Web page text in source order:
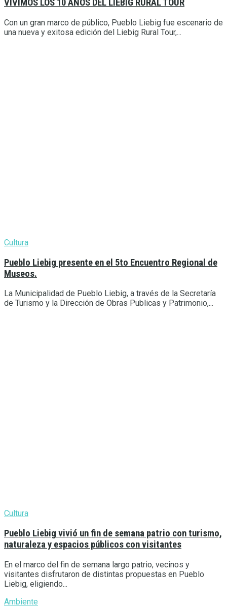
VIVIMOS LOS 10 AÑOS DEL LIEBIG RURAL TOUR
Con un gran marco de público, Pueblo Liebig fue escenario de
una nueva y exitosa edición del Liebig Rural Tour,...
Cultura
Pueblo Liebig presente en el 5to Encuentro Regional de
Museos.
La Municipalidad de Pueblo Liebig, a través de la Secretaría
de Turismo y la Dirección de Obras Publicas y Patrimonio,...
Cultura
Pueblo Liebig vivió un fin de semana patrio con turismo,
naturaleza y espacios públicos con visitantes
En el marco del fin de semana largo patrio, vecinos y
visitantes disfrutaron de distintas propuestas en Pueblo
Liebig, eligiendo...
Ambiente